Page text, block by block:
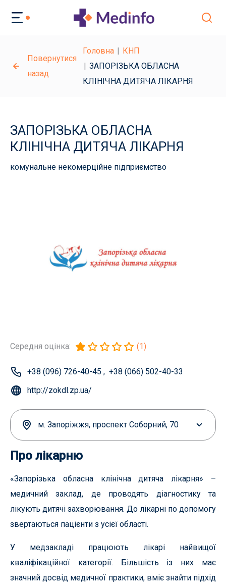
Повернутися
назад
Головна
КНП
ЗАПОРІЗЬКА ОБЛАСНА
КЛІНІЧНА ДИТЯЧА ЛІКАРНЯ
ЗАПОРІЗЬКА ОБЛАСНА
КЛІНІЧНА ДИТЯЧА ЛІКАРНЯ
комунальне некомерційне підприємство
Середня оцінка: (1)
+38 (096) 726-40-45 , +38 (066) 502-40-33
http://zokdl.zp.ua/
м. Запоріжжя, проспект Соборний, 70
Про лікарню
«Запорізька обласна клінічна дитяча лікарня» –
медичний заклад, де проводять діагностику та
лікують дитячі захворювання. До лікарні по допомогу
звертаються пацієнти з усієї області.
У медзакладі працюють лікарі найвищої
кваліфікаційної категорії. Більшість із них має
значний досвід медичної практики, вміє знайти підхід